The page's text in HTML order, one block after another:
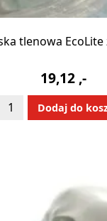
tlenowa
19,12 ,-
Dodaj do